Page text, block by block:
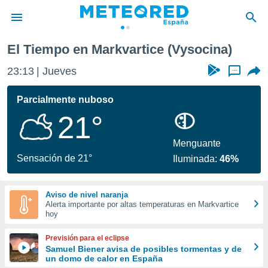
de
por
se
calidad.
a este
las
y
forma
digital
basada
El Tiempo en Markvartice (Vysocina)
23:13 Jueves ...
Parcialmente nuboso
21°
Sensación de 21°
Menguante
Iluminada:46%
Aviso de nivel naranja
Alerta importante por altas temperaturas en Markvartice
hoy
Previsión para el eclipse
Samuel Biener avisa de posibles tormentas y de
un domo de calor en España